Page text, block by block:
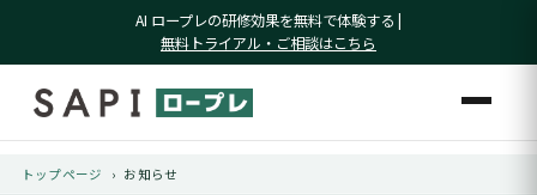
AI ロープレの研修効果を無料で体験する |
無料トライアル・ご相談はこちら
トップページ › お知らせ